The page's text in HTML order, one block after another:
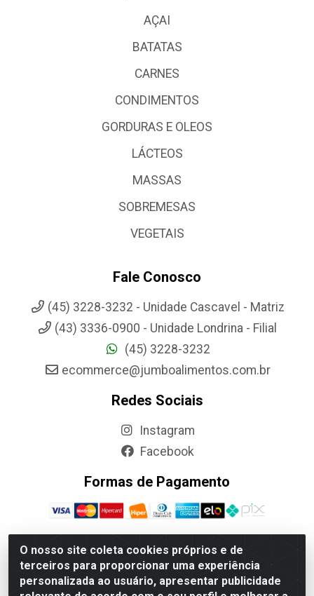
O nosso site coleta cookies próprios e de
terceiros para proporcionar uma experiência
personalizada ao usuário, apresentar publicidade
AÇAI
BATATAS
CARNES
CONDIMENTOS
GORDURAS E OLEOS
LÁCTEOS
MASSAS
SOBREMESAS
VEGETAIS
Fale Conosco
(45) 3228-3232 - Unidade Cascavel - Matriz
(43) 3336-0900 - Unidade Londrina - Filial
(45) 3228-3232
ecommerce@jumboalimentos.com.br
Redes Sociais
Instagram
Facebook
Formas de Pagamento
Jumbo Alimentos Cascavel - Matriz - Rua Itatiba Do Sul, 161 -
Santos Dumont, Cascavel-PR - CEP 85804-700- CNPJ